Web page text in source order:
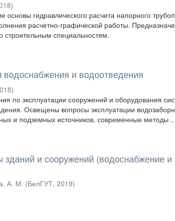
)
основы гидравлического расчета напорного
расчетно-графической работы.
строительным специальностям.
водоснабжения и водоотведения
)
по эксплуатации сооружений и оборудования
Освещены вопросы эксплуатации
и подземных источников, современные методы
и сооружений (водоснабжение и
А. М. (БелГУТ,2019)